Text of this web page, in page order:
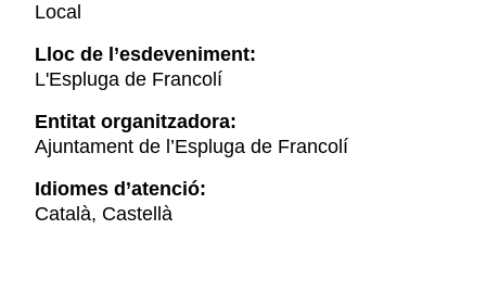
Local
Lloc de l’esdeveniment:
L'Espluga de Francolí
Entitat organitzadora:
Ajuntament de l’Espluga de Francolí
Idiomes d’atenció:
Català, Castellà